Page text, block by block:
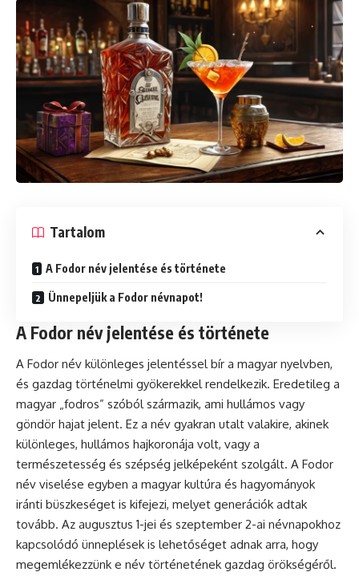
Tartalom
A Fodor név jelentése és története
Ünnepeljük a Fodor névnapot!
A Fodor név jelentése és története
A Fodor név különleges jelentéssel bír a magyar nyelvben,
és gazdag történelmi gyökerekkel rendelkezik. Eredetileg a
magyar „fodros” szóból származik, ami hullámos vagy
göndör hajat jelent. Ez a név gyakran utalt valakire, akinek
különleges, hullámos hajkoronája volt, vagy a
természetesség és szépség jelképeként szolgált. A Fodor
név viselése egyben a magyar kultúra és hagyományok
iránti büszkeséget is kifejezi, melyet generációk adtak
tovább. Az augusztus 1-jei és szeptember 2-ai névnapokhoz
kapcsolódó ünneplések is lehetőséget adnak arra, hogy
megemlékezzünk e név történetének gazdag örökségéről.